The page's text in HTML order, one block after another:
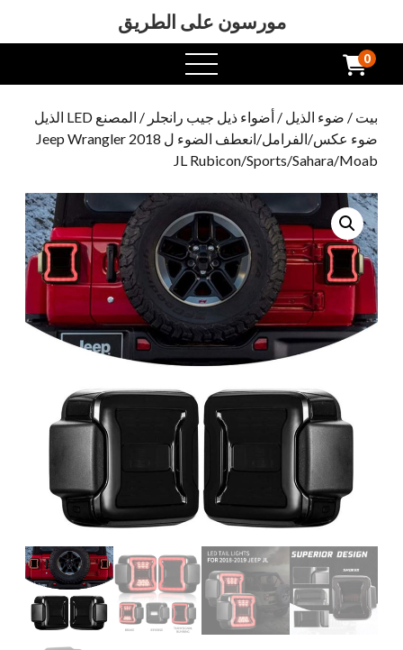
مورسون على الطريق
افتح
القائمة
0
بيت / ضوء الذيل / أضواء ذيل جيب رانجلر
/ المصنع LED الذيل
ضوء عكس/الفرامل/انعطف الضوء ل 2018 Jeep Wrangler
JL Rubicon/Sports/Sahara/Moab